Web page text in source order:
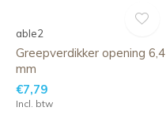
able2
Greepverdikker opening 6,4
mm
€7,79
Incl. btw